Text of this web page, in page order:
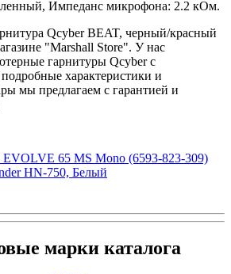
Импеданс микрофона: 2.2 кОм.
Qcyber BEAT, черный/красный
"Marshall Store". У нас
гарнитуры Qcyber с
характеристики и
мы предлагаем с гарантией и
EVOLVE 65 MS Mono (6593-823-309)
HN-750, Белый
марки каталога